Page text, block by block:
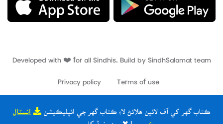
ڪتاب گهر کي آف لائين ھلائڻ لاءِ ڪتاب گهر جي ائپليڪيشن انسٽال
| ✖ ٻيھر نہ ڏيکاريو
Developed with ❤️ for all Sindhis. Build by
Terms of use